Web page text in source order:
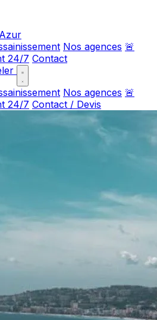
Nos agences 🚨
24/7 Contact
Nos agences 🚨
24/7 Contact / Devis